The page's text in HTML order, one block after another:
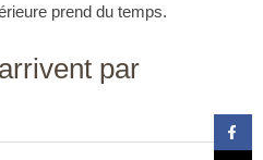
prend du temps.
par